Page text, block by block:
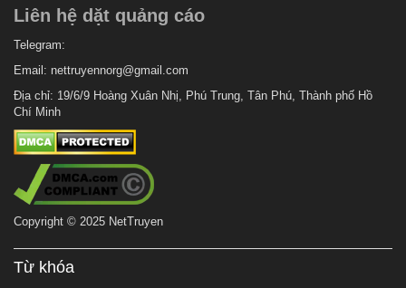
Liên hệ dặt quảng cáo
Telegram:
Email: nettruyennorg@gmail.com
Địa chỉ: 19/6/9 Hoàng Xuân Nhị, Phú Trung, Tân Phú, Thành phố Hồ
Chí Minh
Copyright © 2025 NetTruyen
Từ khóa